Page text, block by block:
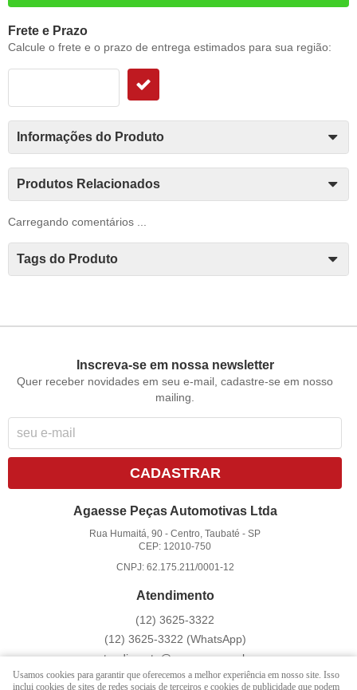
Frete e Prazo
Calcule o frete e o prazo de entrega estimados para sua região:
Informações do Produto
Produtos Relacionados
Carregando comentários ...
Tags do Produto
Inscreva-se em nossa newsletter
Quer receber novidades em seu e-mail, cadastre-se em nosso
mailing.
CADASTRAR
Agaesse Peças Automotivas Ltda
Rua Humaitá, 90 -Centro, Taubaté -SP
CEP: 12010-750
CNPJ: 62.175.211/0001-12
Atendimento
(12) 3625-3322
(12) 3625-3322 (WhatsApp)
atendimento@agaesse.com.br
Usamos cookies para garantir que oferecemos a melhor experiência em nosso site. Isso
inclui cookies de sites de redes sociais de terceiros e cookies de publicidade que podem